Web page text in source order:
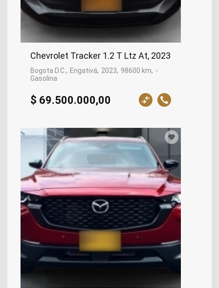
Chevrolet Tracker 1.2 T Ltz At, 2023
Bogota D.C. Engativá 2023 98600 km
-
Gasolina
$ 69.500.000,00